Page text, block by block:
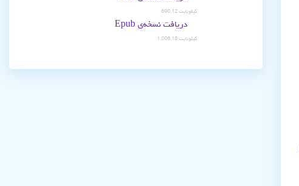
690,12 کیلوبایت
دریافت نسخه‌ی Epub
1,008,15 کیلوبایت